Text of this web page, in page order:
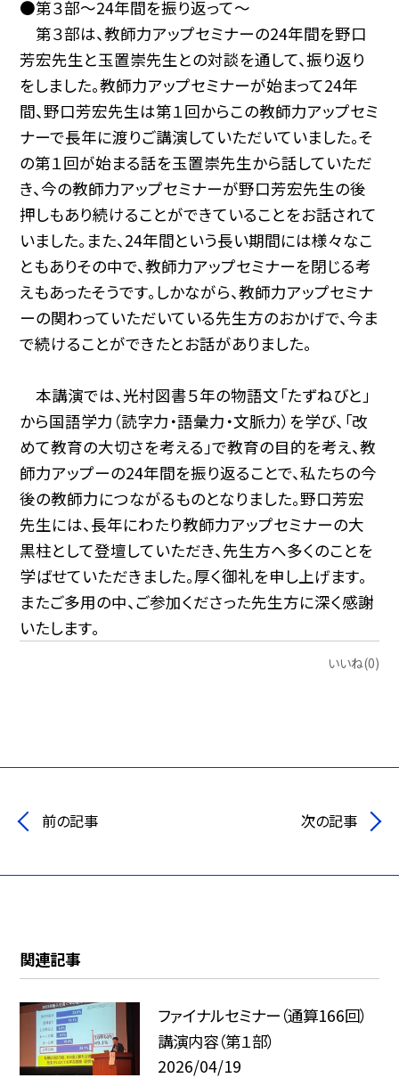
●第３部～24年間を振り返って～
第３部は、教師力アップセミナーの24年間を野口
芳宏先生と玉置崇先生との対談を通して、振り返り
をしました。教師力アップセミナーが始まって24年
間、野口芳宏先生は第１回からこの教師力アップセミ
ナーで長年に渡りご講演していただいていました。そ
の第１回が始まる話を玉置崇先生から話していただ
き、今の教師力アップセミナーが野口芳宏先生の後
押しもあり続けることができていることをお話されて
いました。また、24年間という長い期間には様々なこ
ともありその中で、教師力アップセミナーを閉じる考
えもあったそうです。しかながら、教師力アップセミナ
ーの関わっていただいている先生方のおかげで、今ま
で続けることができたとお話がありました。
本講演では、光村図書５年の物語文「たずねびと」
から国語学力（読字力・語彙力・文脈力）を学び、「改
めて教育の大切さを考える」で教育の目的を考え、教
師力アップーの24年間を振り返ることで、私たちの今
後の教師力につながるものとなりました。野口芳宏
先生には、長年にわたり教師力アップセミナーの大
黒柱として登壇していただき、先生方へ多くのことを
学ばせていただきました。厚く御礼を申し上げます。
またご多用の中、ご参加くださった先生方に深く感謝
いたします。
いいね(0)
前の記事 次の記事
関連記事
ファイナルセミナー（通算166回）
講演内容（第１部）
2026/04/19